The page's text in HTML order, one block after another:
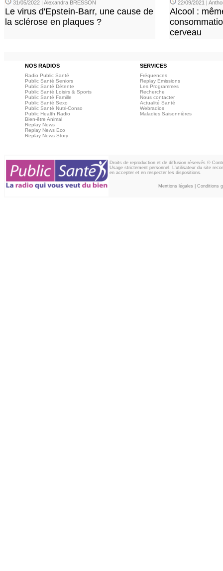
31/05/2022 | Alexandra BRESSON
Le virus d'Epstein-Barr, une cause de
la sclérose en plaques ?
22/09/2021 |
Alcool :
cerveau
NOS RADIOS SERVICES
Radio Public Santé
Public Santé Seniors
Public Santé Détente
Public Santé Loisirs & Sports
Public Santé Famille
Public Santé Sexo
Public Santé Nutri-Conso
Public Health Radio
Bien-être Animal
Replay News
Replay News Eco
Replay News Story
Fréquences
Replay Emissions
Les Programmes
Recherche
Nous contacter
Actualité Santé
Webradios
Maladies Saisonnières
Droits de reproduction et de diffusion réservés ©
Usage strictement personnel. L'utilisateur du site
en accepter et en respecter les dispositions.
Mentions légales Conditions